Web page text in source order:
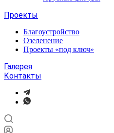
Проекты
Благоустройство
Озеленение
Проекты «под ключ»
Галерея
Контакты